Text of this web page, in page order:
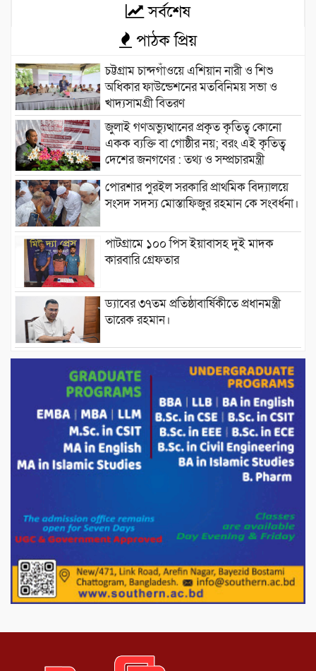
সর্বশেষ
পাঠক প্রিয়
চট্টগ্রাম চান্দগাঁওয়ে এশিয়ান নারী ও শিশু
অধিকার ফাউন্ডেশনের মতবিনিময় সভা ও
খাদ্যসামগ্রী বিতরণ
জুলাই গণঅভ্যুত্থানের প্রকৃত কৃতিত্ব কোনো
একক ব্যক্তি বা গোষ্ঠীর নয়; বরং এই কৃতিত্ব
দেশের জনগণের : তথ্য ও সম্প্রচারমন্ত্রী
পোরশার পুরইল সরকারি প্রাথমিক বিদ্যালয়ে
সংসদ সদস্য মোস্তাফিজুর রহমান কে সংবর্ধনা।
পাটগ্রামে ১০০ পিস ইয়াবাসহ দুই মাদক
কারবারি গ্রেফতার
ড্যাবের ৩৭তম প্রতিষ্ঠাবার্ষিকীতে প্রধানমন্ত্রী
তারেক রহমান।
চন্দনাইশের হাশিমপুর ৪ নং ওয়ার্ডে ৫’শতাধিক
হতদরিদ্র পরিবারের মাঝে খাদ্যসামগ্রী বিতরণ
করেন মনজুর মোরশেদ
পরিবেশ রক্ষায় পাটগ্রামে ইহসান ইয়ুথ
সার্কেলের বৃক্ষরোপণ
মিরপুর-১১ নম্বরে দুর্বৃত্তদের গুলিতে বিএনপি
পাটগ্রামে চিকিৎসা সেবায় বীর মুক্তিযোদ্ধা দবির
উদ্দিন ফাউন্ডেশন
পাটগ্রামের দহগ্রাম ইউনিয়নের প্রধান সড়ক
ভেঙ্গে যোগাযোগ বিছিন্ন